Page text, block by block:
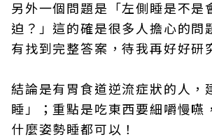
另外一個問題是「左側睡是不是
迫？」這的確是很多人擔心的問
有找到完整答案，待我再好好研
結論是有胃食道逆流症狀的人，
睡」；重點是吃東西要細嚼慢嚥
什麼姿勢睡都可以！